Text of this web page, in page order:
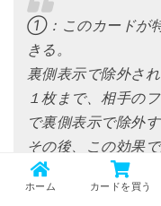
①：このカードが
きる。
裏側表示で除外さ
１枚まで、相手の
で裏側表示で除外す
その後、この効果
示で除外されてい
戻す。
ホーム カードを買う